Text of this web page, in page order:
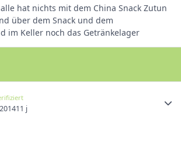
hat nichts mit dem China Snack Zutun
über dem Snack und dem
im Keller noch das Getränkelager
11 j